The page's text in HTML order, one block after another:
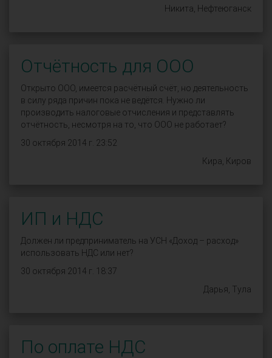
Никита, Нефтеюганск
Отчётность для ООО
Открыто ООО, имеется расчётный счёт, но деятельность
в силу ряда причин пока не ведётся. Нужно ли
производить налоговые отчисления и представлять
отчётность, несмотря на то, что ООО не работает?
30 октября 2014 г. 23:52
Кира, Киров
ИП и НДС
Должен ли предприниматель на УСН «Доход – расход»
использовать НДС или нет?
30 октября 2014 г. 18:37
Дарья, Тула
По оплате НДС